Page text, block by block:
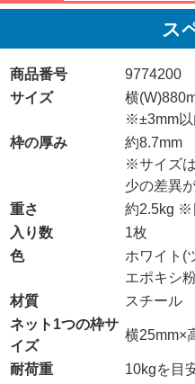
ス
商品番号
9774200
サイズ
横
※±3mm以
枠の厚み
約8.7mm
※サイズ
少の差異
重さ
約2.5kg ※
入り数
1枚
色
ホワイト(
エポキシ
材質
スチール
ネット1つの枠サ
イズ
横25mm×
耐荷重
10kgを目